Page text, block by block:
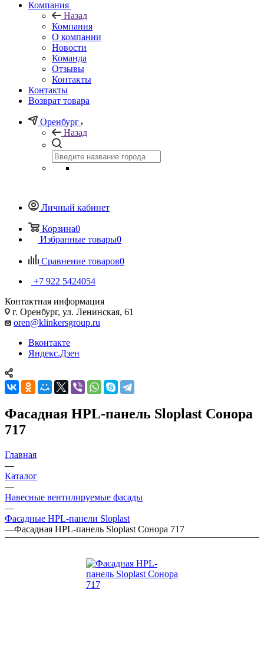
Компания
Назад
Компания
О компании
Новости
Команда
Отзывы
Контакты
Контакты
Возврат товара
Оренбург
Назад
Личный кабинет
Корзина0
Избранные товары0
Сравнение товаров0
+7 922 5424054
Контактная информация
г. Оренбург, ул. Ленинская, 61
oren@klinkersgroup.ru
Вконтакте
Яндекс.Дзен
Фасадная HPL-панель Sloplast Сонора
717
Главная
—
Каталог
—
Навесные вентилируемые фасады
—
Фасадные HPL-панели Sloplast
—Фасадная HPL-панель Sloplast Сонора 717